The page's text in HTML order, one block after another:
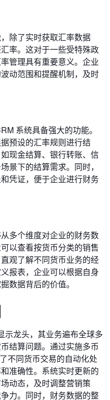
除了实时获取汇率数据
率。这对于一些受特殊政
管理具有重要意义。企业
动范围和提醒机制，及时
系统具备强大的功能。
预设的汇率规则进行结
现金结算、银行转账、信
景下的结算需求。同时，
凭证，便于企业进行财务
多个维度对企业的财务数
以查看按货币分类的销售
观了解不同货币业务的经
报表，企业可以根据自身
数据背后的价值。
示龙头，其业务遍布全球多
结算问题。通过实施多币
不同货币交易的自动化处
准确性。系统实时更新的
动态，及时调整营销策
力。同时，财务数据的整